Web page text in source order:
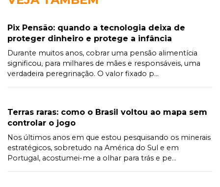
Pix Pensão: quando a tecnologia deixa de
proteger dinheiro e protege a infância
Durante muitos anos, cobrar uma pensão alimentícia
significou, para milhares de mães e responsáveis, uma
verdadeira peregrinação. O valor fixado p...
Terras raras: como o Brasil voltou ao mapa sem
controlar o jogo
Nos últimos anos em que estou pesquisando os minerais
estratégicos, sobretudo na América do Sul e em
Portugal, acostumei-me a olhar para trás e pe...